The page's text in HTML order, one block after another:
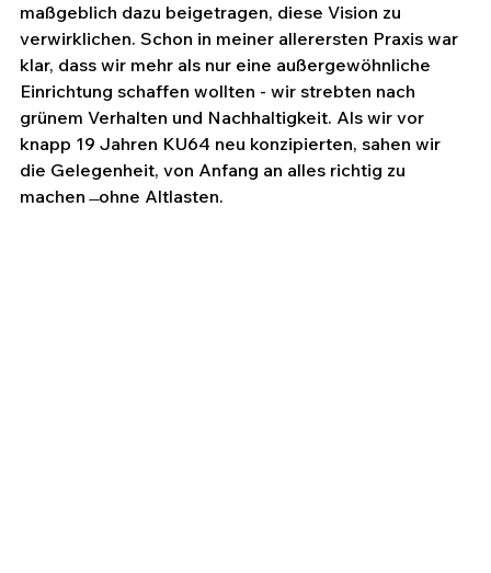
maßgeblich dazu beigetragen, diese Vision zu
verwirklichen. Schon in meiner allerersten Praxis war
klar, dass wir mehr als nur eine außergewöhnliche
Einrichtung schaffen wollten - wir strebten nach
grünem Verhalten und Nachhaltigkeit. Als wir vor
knapp 19 Jahren KU64 neu konzipierten, sahen wir
die Gelegenheit, von Anfang an alles richtig zu
machen  ̶ ohne Altlasten.